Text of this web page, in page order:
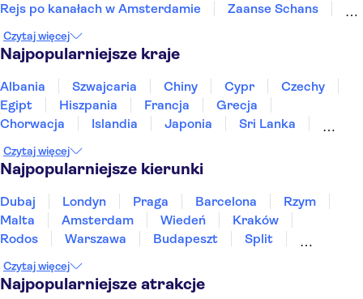
Rejs po kanałach w Amsterdamie
Zaanse Schans
Zamek Muiderslot
Fabrique des Lumières
A'DAM Lookout
Anne Frank
Muzeum Morskie w Rotterdamie
Rijksmuseum
Czytaj więcej
Najpopularniejsze kraje
Albania Szwajcaria Chiny Cypr
Czechy
Egipt
Hiszpania Francja
Grecja
Chorwacja
Islandia Japonia
Sri Lanka
Tunezja
Turcja Wietnam
Czytaj więcej
Najpopularniejsze kierunki
Dubaj Londyn Praga Barcelona
Rzym
Malta
Amsterdam Wiedeń
Kraków
Rodos
Warszawa Budapeszt
Split
Sopot
Gdynia Zakopane
Czytaj więcej
Najpopularniejsze atrakcje